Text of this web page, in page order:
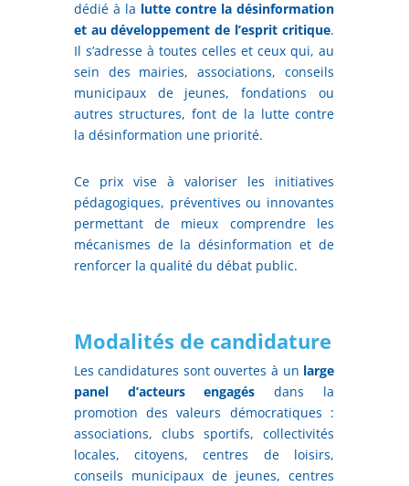
dédié à la lutte contre la désinformation
et au développement de l’esprit critique.
Il s’adresse à toutes celles et ceux qui, au
sein des mairies, associations, conseils
municipaux de jeunes, fondations ou
autres structures, font de la lutte contre
la désinformation une priorité.
Ce prix vise à valoriser les initiatives
pédagogiques, préventives ou innovantes
permettant de mieux comprendre les
mécanismes de la désinformation et de
renforcer la qualité du débat public.
Modalités de candidature
Les candidatures sont ouvertes à un large
panel d’acteurs engagés dans la
promotion des valeurs démocratiques :
associations, clubs sportifs, collectivités
locales, citoyens, centres de loisirs,
conseils municipaux de jeunes, centres